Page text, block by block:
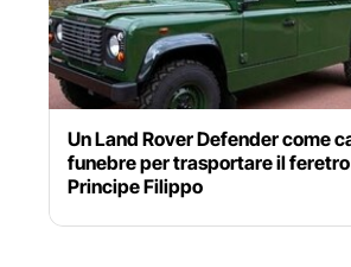
Un Land Rover Defender come
funebre per trasportare il
Principe Filippo